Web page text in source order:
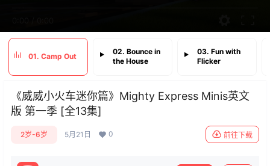
01. Camp Out
02. Bounce in
the House
03. Fun with
Flicker
《威威小火车迷你篇》Mighty Express Minis英文
版 第一季 [全13集]
2岁-6岁 5月21日 0 前往下载